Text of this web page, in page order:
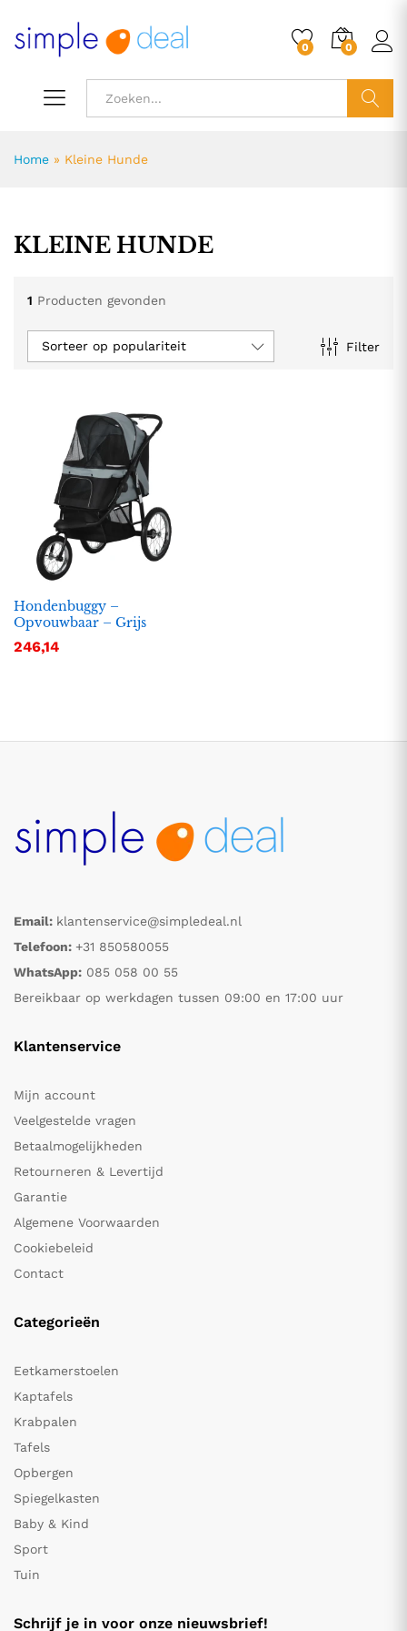
0 0
Home » Kleine Hunde
KLEINE HUNDE
1 Producten gevonden
Filter
Sorteer op populariteit
Hondenbuggy –
Opvouwbaar – Grijs
246,14
Email: klantenservice@simpledeal.nl
Telefoon: +31 850580055
WhatsApp: 085 058 00 55
Bereikbaar op werkdagen tussen 09:00 en 17:00 uur
Klantenservice
Mijn account
Veelgestelde vragen
Betaalmogelijkheden
Retourneren & Levertijd
Garantie
Algemene Voorwaarden
Cookiebeleid
Contact
Categorieën
Eetkamerstoelen
Kaptafels
Krabpalen
Tafels
Opbergen
Spiegelkasten
Baby & Kind
Sport
Tuin
Schrijf je in voor onze nieuwsbrief!